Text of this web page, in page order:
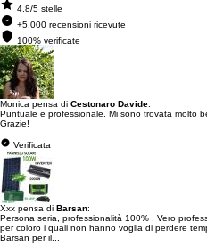
4.8/5 stelle
+5.000 recensioni ricevute
100% verificate
Monica pensa di Cestonaro Davide:
Puntuale e professionale. Mi sono trovata molto
Grazie!
Verificata
Xxx pensa di Barsan:
Persona seria, professionalità 100% , Vero
per coloro i quali non hanno voglia di perdere
Barsan per il...